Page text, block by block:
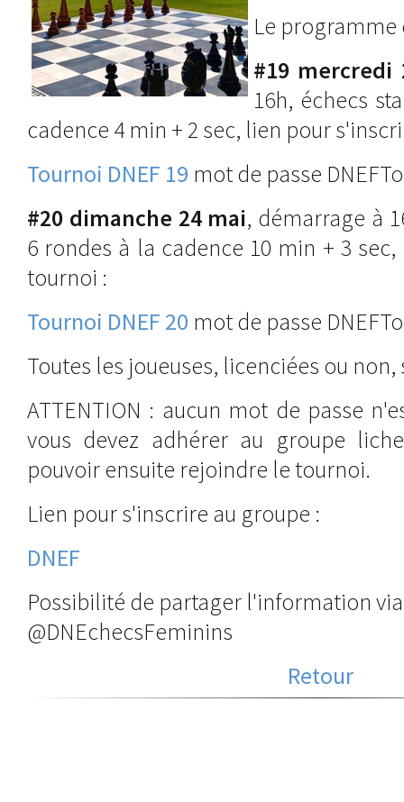
Le programme
#19 mercredi
16h, échecs
cadence 4 min + 2 sec, lien pour
Tournoi DNEF 19 mot de passe
#20 dimanche 24 mai, démarrage à
6 rondes à la cadence 10 min + 3
tournoi :
Tournoi DNEF 20 mot de passe
Toutes les joueuses, licenciées ou
ATTENTION : aucun mot de passe
vous devez adhérer au groupe
pouvoir ensuite rejoindre le tournoi.
Lien pour s'inscrire au groupe :
DNEF
Possibilité de partager l'information
@DNEchecsFeminins
Retour